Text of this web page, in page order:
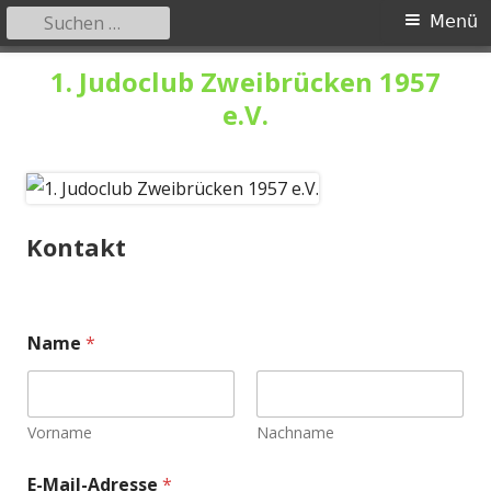
1. Judoclub Zweibrücken 1957
e.V.
Primäres
Menü
Menü
Suchen
nach:
Kontakt
Name *
Vorname Nachname
E-Mail-Adresse *